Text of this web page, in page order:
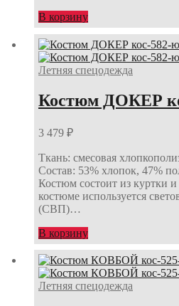
В корзину
Летняя спецодежда
Костюм ДОКЕР
3 479 ₽
Ткань: смесовая
Состав: 53% хлопок, 47%
Костюм состоит из куртки
костюме используется
(СВП)…
В корзину
Летняя спецодежда